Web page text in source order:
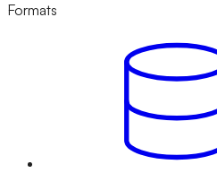
Formats